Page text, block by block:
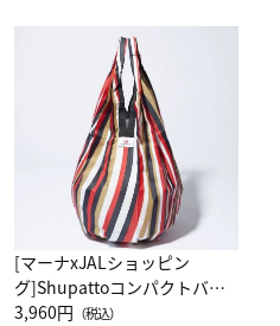
[マーナxJALショッピン
グ]Shupattoコンパクトバッ
グ Drop JAL客室乗務員
3,960円 （税込）